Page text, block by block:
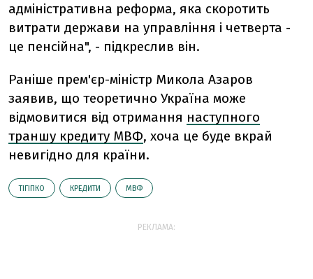
адміністративна реформа, яка скоротить
витрати держави на управління і четверта -
це пенсійна", - підкреслив він.
Раніше прем'єр-міністр Микола Азаров
заявив, що теоретично Україна може
відмовитися від отримання наступного
траншу кредиту МВФ, хоча це буде вкрай
невигідно для країни.
ТІГІПКО КРЕДИТИ МВФ
РЕКЛАМА: